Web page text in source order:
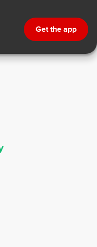
Συμπληρώματα για Ράγκμπι - Αθλητική Διατροφή | Prozis
Get the app